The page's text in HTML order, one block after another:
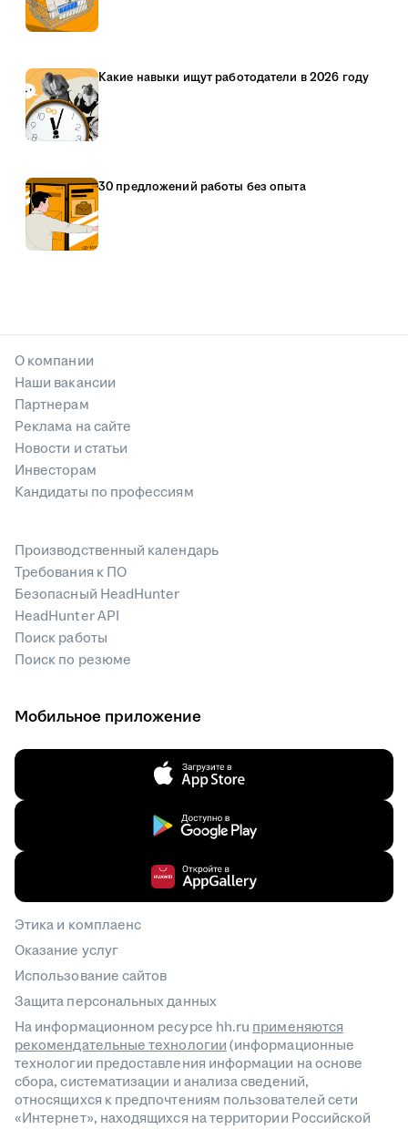
Какие навыки ищут работодатели в 2026 году
30 предложений работы без опыта
О компании
Наши вакансии
Партнерам
Реклама на сайте
Новости и статьи
Инвесторам
Кандидаты по профессиям
Производственный календарь
Требования к ПО
Безопасный HeadHunter
HeadHunter API
Поиск работы
Поиск по резюме
Мобильное приложение
Этика и комплаенс
Оказание услуг
Использование сайтов
Защита персональных данных
На информационном ресурсе hh.ru применяются
рекомендательные технологии(информационные
технологии предоставления информации на основе
сбора, систематизации и анализа сведений,
относящихся к предпочтениям пользователей сети
«Интернет», находящихся на территории Российской